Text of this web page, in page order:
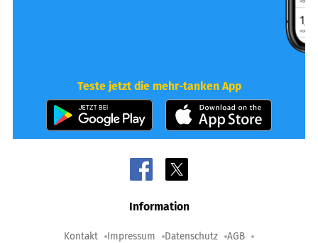
Teste jetzt die mehr-tanken App
Information
Kontakt Impressum Datenschutz AGB